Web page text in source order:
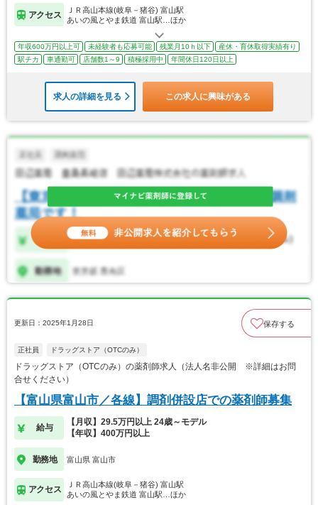
アクセス
ＪＲ高山本線(岐阜－猪谷) 富山駅
あいの風とやま鉄道 富山駅…ほか
年収600万円以上可 未経験者も応募可能 残業月10ｈ以下
産休・育休取得実績有り
駅チカ
車通勤可 店舗数1～9 積極採用中 年間休日120日以上
求人の詳細を見る この求人に興味がある
更新日：2025年1月28日 保存する
正社員 ドラッグストア（OTCのみ）
ドラッグストア（OTCのみ）の薬剤師求人（法人名非公開 ※詳細はお問
合せください）
【富山県富山市／各線】調剤併設店での薬剤師募集
給与
【月収】29.5万円以上 24歳～モデル
【年収】400万円以上
勤務地 富山県 富山市
アクセス
ＪＲ高山本線(岐阜－猪谷) 富山駅
あいの風とやま鉄道 富山駅…ほか